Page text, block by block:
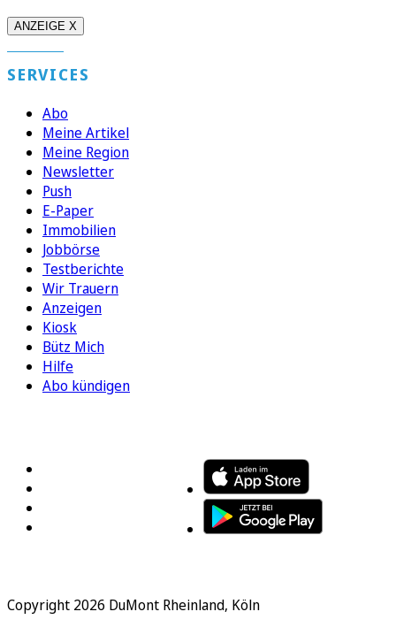
ANZEIGE X
SERVICES
Abo
Meine Artikel
Meine Region
Newsletter
Push
E-Paper
Immobilien
Jobbörse
Testberichte
Wir Trauern
Anzeigen
Kiosk
Bütz Mich
Hilfe
Abo kündigen
Copyright 2026 DuMont Rheinland, Köln